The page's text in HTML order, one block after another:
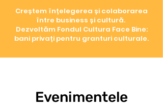
Creștem înțelegerea și colaborarea
între business și cultură.
Dezvoltăm Fondul Cultura Face Bine:
bani privați pentru granturi culturale.
Evenimentele